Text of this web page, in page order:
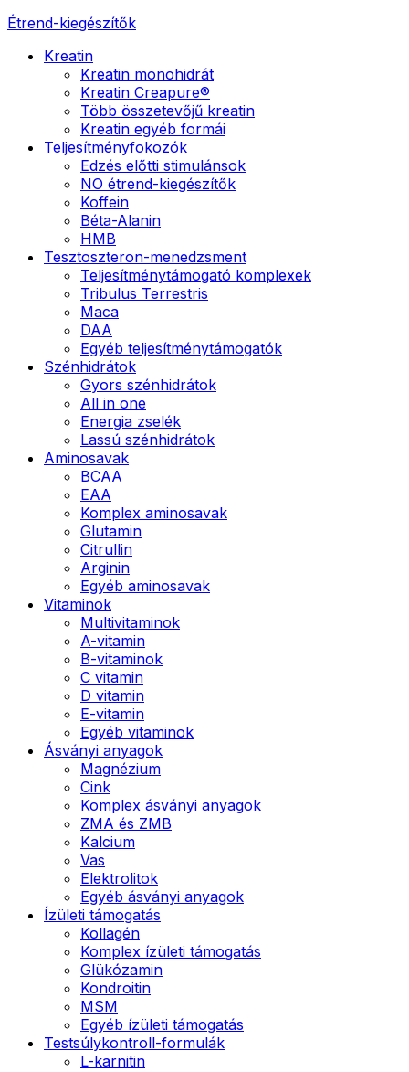
Étrend-kiegészítők
Kreatin
Kreatin monohidrát
Kreatin Creapure®
Több összetevőjű kreatin
Kreatin egyéb formái
Teljesítményfokozók
Edzés előtti stimulánsok
NO étrend-kiegészítők
Koffein
Béta-Alanin
HMB
Tesztoszteron-menedzsment
Teljesítménytámogató komplexek
Tribulus Terrestris
Maca
DAA
Egyéb teljesítménytámogatók
Szénhidrátok
Gyors szénhidrátok
All in one
Energia zselék
Lassú szénhidrátok
Aminosavak
BCAA
EAA
Komplex aminosavak
Glutamin
Citrullin
Arginin
Egyéb aminosavak
Vitaminok
Multivitaminok
A-vitamin
B-vitaminok
C vitamin
D vitamin
E-vitamin
Egyéb vitaminok
Ásványi anyagok
Magnézium
Cink
Komplex ásványi anyagok
ZMA és ZMB
Kalcium
Vas
Elektrolitok
Egyéb ásványi anyagok
Ízületi támogatás
Kollagén
Komplex ízületi támogatás
Glükózamin
Kondroitin
MSM
Egyéb ízületi támogatás
Testsúlykontroll-formulák
L-karnitin